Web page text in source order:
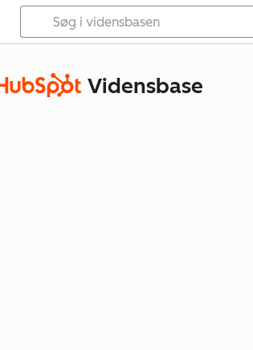
Vidensbase